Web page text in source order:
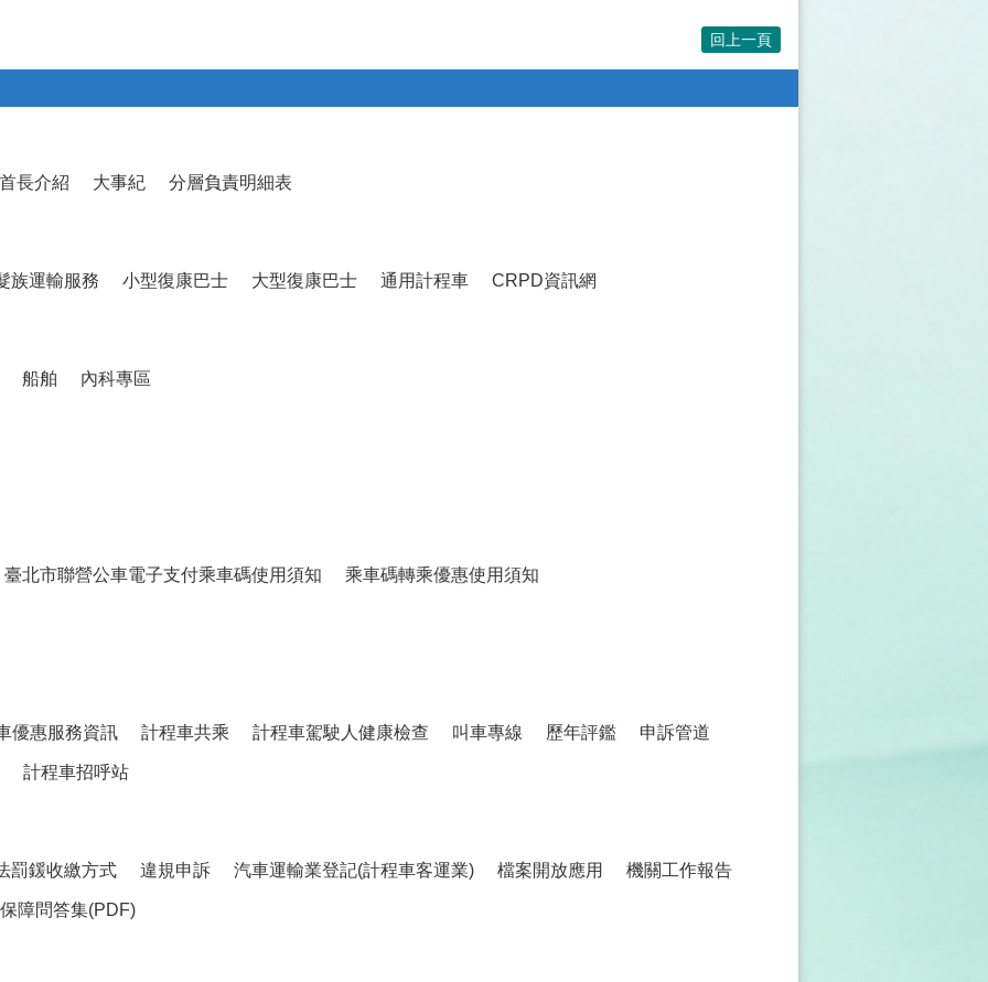
回上一頁
首長介紹 大事紀 分層負責明細表
族運輸服務 小型復康巴士 大型復康巴士 通用計程車 CRPD資訊網
船舶 內科專區
臺北市聯營公車電子支付乘車碼使用須知 乘車碼轉乘優惠使用須知
優惠服務資訊 計程車共乘 計程車駕駛人健康檢查 叫車專線 歷年評鑑 申訴管道
計程車招呼站
罰鍰收繳方式 違規申訴 汽車運輸業登記(計程車客運業) 檔案開放應用 機關工作報告
障問答集(PDF)